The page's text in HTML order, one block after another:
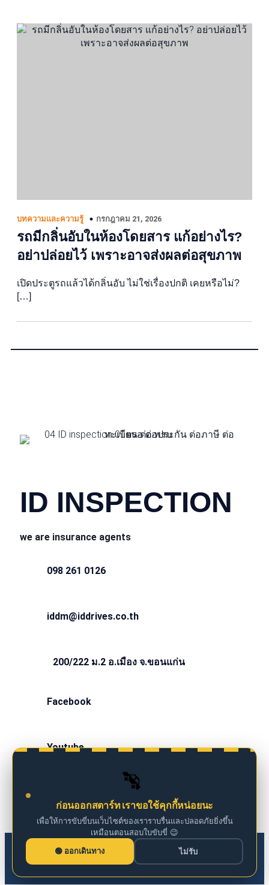
🚗
ก่อนออกสตาร์ท เราขอใช้คุกกี้หน่อยนะ
เพื่อให้การขับขี่บนเว็บไซต์ของเราราบรื่นและปลอดภัยยิ่งขึ้น
เหมือนตอนสอบใบขับขี่ 😉
ออกเดินทาง
ไม่รับ
บทความและความรู้ กรกฎาคม 21, 2026
รถมีกลิ่นอับในห้องโดยสาร แก้อย่างไร?
อย่าปล่อยไว้ เพราะอาจส่งผลต่อสุขภาพ
เปิดประตูรถแล้วได้กลิ่นอับ ไม่ใช่เรื่องปกติ เคยหรือไม่?
[…]
ID INSPECTION
we are insurance agents
098 261 0126
iddm@iddrives.co.th
200/222 ม.2 อ.เมือง จ.ขอนแก่น
Facebook
Youtube
© 2026 ID_INSpection. Created with ❤ using WordPress
andKubio